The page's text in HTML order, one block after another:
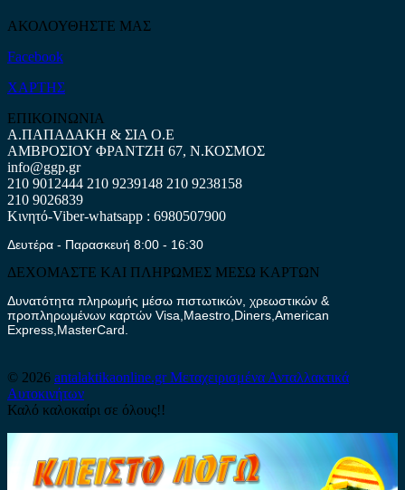
ΑΚΟΛΟΥΘΗΣΤΕ ΜΑΣ
Facebook
ΧΑΡΤΗΣ
ΕΠΙΚΟΙΝΩΝΙΑ
Α.ΠΑΠΑΔΑΚΗ & ΣΙΑ Ο.Ε
ΑΜΒΡΟΣΙΟΥ ΦΡΑΝΤΖΗ 67, Ν.ΚΟΣΜΟΣ
info@ggp.gr
210 9012444 210 9239148 210 9238158
210 9026839
Κινητό-Viber-whatsapp : 6980507900
Δευτέρα - Παρασκευή 8:00 - 16:30
ΔΕΧΟΜΑΣΤΕ ΚΑΙ ΠΛΗΡΩΜΕΣ ΜΕΣΩ ΚΑΡΤΩΝ
Δυνατότητα πληρωμής μέσω πιστωτικών, χρεωστικών &
προπληρωμένων καρτών Visa,Maestro,Diners,American
Express,MasterCard.
© 2026 antalaktikaonline.grΜεταχειρισμένα Ανταλλακτικά
Αυτοκινήτων
Καλό καλοκαίρι σε όλους!!